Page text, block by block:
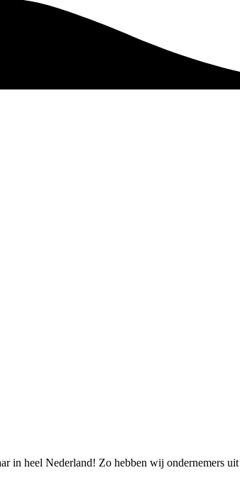
in heel Nederland! Zo hebben wij ondernemers